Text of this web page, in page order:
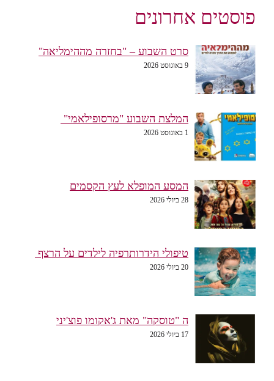
פוסטים אחרונים
סרט השבוע – "בחזרה מההימליאה"
9 באוגוסט 2026
המלצת השבוע "מרסופילאמי"
1 באוגוסט 2026
המסע המופלא לעץ הקסמים
28 ביולי 2026
טיפולי הידרותרפיה לילדים על הרצף
20 ביולי 2026
ה "טוסקה" מאת ג'אקומו פוצ'יני
17 ביולי 2026